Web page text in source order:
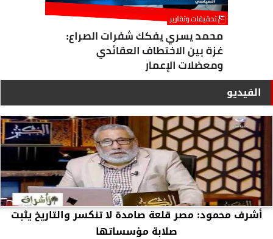
الفيديو
أشرف محمود: مصر قلعة صامدة لا تنكسر والتاريخ يثبت
صلابة مؤسساتها